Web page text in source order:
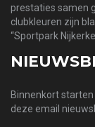
prestaties samen
clubkleuren zijn
“Sportpark
Binnenkort
deze email